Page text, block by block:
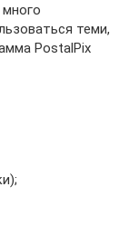
теми,
PostalPix